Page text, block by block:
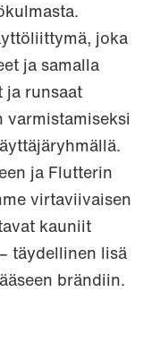
joka
ja samalla
ja runsaat
varmistamiseksi
ja Flutterin
virtaviivaisen
kauniit
täydellinen lisä
brändiin.